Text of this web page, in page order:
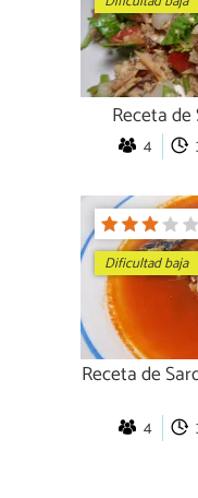
Receta
4
Dificultad baja
Receta de
4